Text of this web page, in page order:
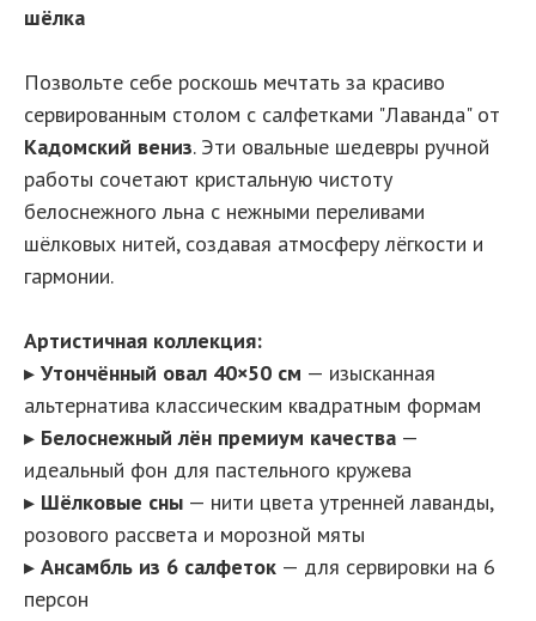
шёлка
Позвольте себе роскошь мечтать за красиво
сервированным столом с салфетками "Лаванда" от
Кадомский вениз. Эти овальные шедевры ручной
работы сочетают кристальную чистоту
белоснежного льна с нежными переливами
шёлковых нитей, создавая атмосферу лёгкости и
гармонии.
Артистичная коллекция:
▸ Утончённый овал 40×50 см — изысканная
альтернатива классическим квадратным формам
▸ Белоснежный лён премиум качества —
идеальный фон для пастельного кружева
▸ Шёлковые сны — нити цвета утренней лаванды,
розового рассвета и морозной мяты
▸ Ансамбль из 6 салфеток — для сервировки на 6
персон